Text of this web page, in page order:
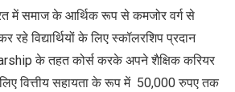
में समाज के आर्थिक रूप से कमजोर वर्ग से
रहे विद्यार्थियों के लिए स्कॉलरशिप प्रदान
के तहत कोर्स करके अपने शैक्षिक करियर
लिए वित्तीय सहायता के रूप में 50,000 रुपए तक